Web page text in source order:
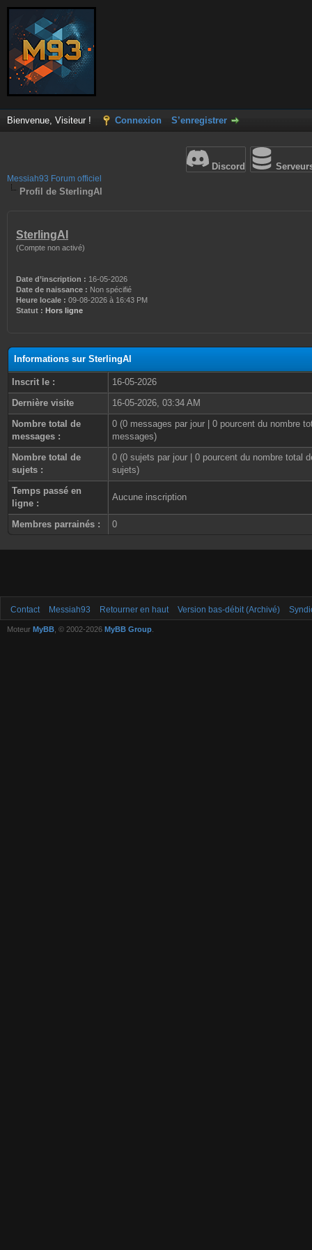
Bienvenue, Visiteur ! Connexion S’enregistrer
Discord
Messiah93 Forum officiel
Profil de SterlingAl
SterlingAl
(Compte non activé)
Date d’inscription : 16-05-2026
Date de naissance : Non spécifié
Heure locale : 09-08-2026 à 16:43 PM
Statut : Hors ligne
Informations sur SterlingAl
Inscrit le :
16-05-2026
Dernière visite
16-05-2026, 03:34 AM
Nombre total de
messages :
0 (0 messages par jour | 0 pourcent du nombre
messages)
Nombre total de
sujets :
0 (0 sujets par jour | 0 pourcent du nombre total
sujets)
Temps passé en
ligne :
Aucune inscription
Membres parrainés : 0
Contact Messiah93 Retourner en haut Version bas-débit (Archivé)
Moteur MyBB , © 2002-2026 MyBB Group